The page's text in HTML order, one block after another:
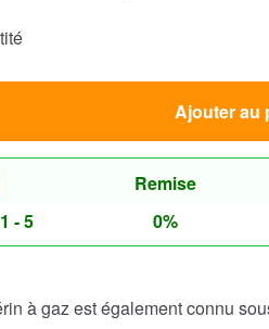
Ajouter au
Remise
1 - 5
0%
à gaz est également connu